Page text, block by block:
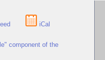
iCal
component of the